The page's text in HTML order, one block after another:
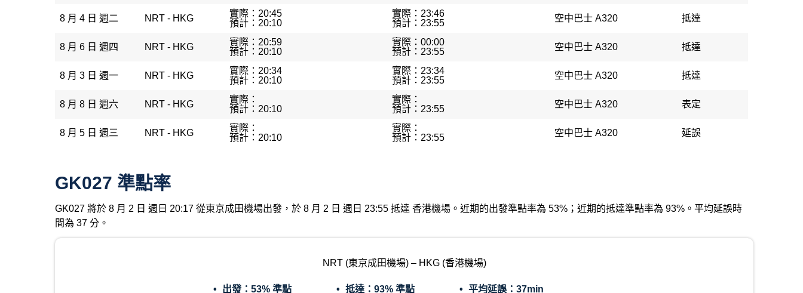
8 月 4 日 週二 NRT - HKG
實際：20:45
預計：20:10
實際：23:46
預計：23:55
空中巴士 A320 抵達
8 月 6 日 週四 NRT - HKG
實際：20:59
預計：20:10
實際：00:00
預計：23:55
空中巴士 A320 抵達
8 月 3 日 週一 NRT - HKG
實際：20:34
預計：20:10
實際：23:34
預計：23:55
空中巴士 A320 抵達
8 月 8 日 週六 NRT - HKG
實際：
預計：20:10
實際：
預計：23:55
空中巴士 A320 表定
8 月 5 日 週三 NRT - HKG
實際：
預計：20:10
實際：
預計：23:55
空中巴士 A320 延誤
GK027 準點率
GK027 將於 8 月 2 日 週日 20:17 從東京成田機場出發，於 8 月 2 日 週日 23:55 抵達 香港機場。近期的出發準點率為 53%；近期的抵達準點率為 93%。平均延誤時
間為 37 分。
NRT (東京成田機場) – HKG (香港機場)
出發： 53% 準點 抵達： 93% 準點 平均延誤： 37min